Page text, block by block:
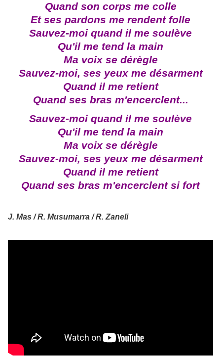
Quand son corps me colle
Et ses pardons me rendent folle
Sauvez-moi quand il me soulève
Qu'il me tend la main
Ma voix se dérègle
Sauvez-moi, ses yeux me désarment
Quand il me retient
Quand ses bras m'encerclent...
Sauvez-moi quand il me soulève
Qu'il me tend la main
Ma voix se dérègle
Sauvez-moi, ses yeux me désarment
Quand il me retient
Quand ses bras m'encerclent si fort
J. Mas / R. Musumarra / R. Zaneli